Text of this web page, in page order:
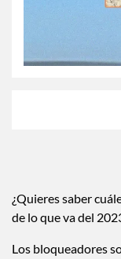
¿Quieres saber
de lo que va del
Los bloqueadores